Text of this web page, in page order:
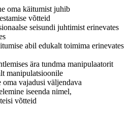
oma käitumist juhib
võtteid
seisundi juhtimist erinevates
abil edukalt toimima erinevates
ära tundma manipulaatorit
manipulatsioonile
oma vajadusi väljendava
iseenda nimel,
võtteid